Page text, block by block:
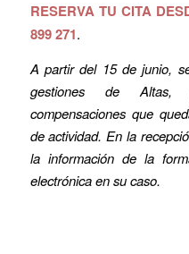
RESERVA TU CITA
899 271.
A partir del 15 de junio,
gestiones de Altas,
compensaciones que
de actividad. En la
la información de la
electrónica en su caso.